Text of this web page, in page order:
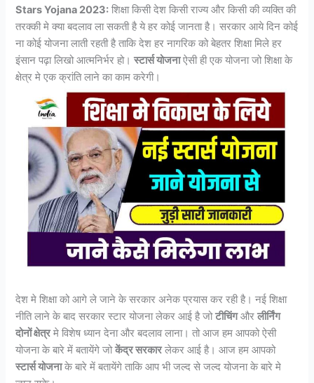
Stars Yojana 2023: शिक्षा किसी देश किसी राज्य और किसी की व्यक्ति की
तरक्की मे क्या बदलाव ला सकती है ये हर कोई जानता है। सरकार आये दिन कोई
ना कोई योजना लाती रहती है ताकि देश हर नागरिक को बेहतर शिक्षा मिले हर
इंसान पढ़ा लिखो आत्मनिर्भर हो।स्टार्सयोजनाऐसी ही एक योजना जो शिक्षा के
क्षेत्र मे एक क्रांति लाने का काम करेगी।
देश मे शिक्षा को आगे ले जाने के सरकार अनेक प्रयास कर रही है। नई शिक्षा
नीति लाने के बाद सरकार स्टार योजना लेकर आई है जोटीचिंगऔरलीर्निंग
दोनों क्षेत्रमे विशेष ध्यान देना और बदलाव लाना। तो आज हम आपको ऐसी
योजना के बारे में बतायेंगे जोकेंद्र सरकारलेकर आई है। आज हम आपको
स्टार्सयोजनाके बारे में बतायेंगे ताकि आप भी जल्द से जल्द योजना के बारे मे